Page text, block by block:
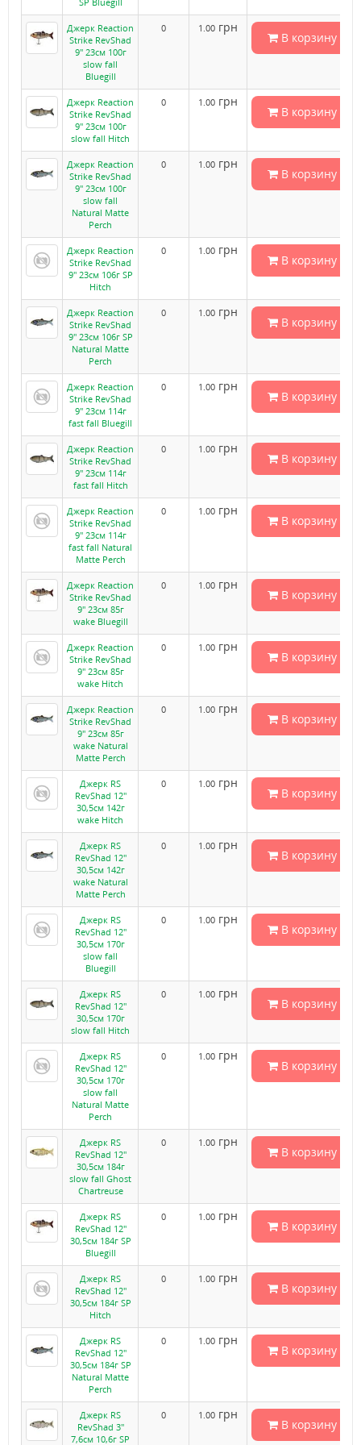
Джерк Reaction
Strike RevShad
9" 23см 100г
slow fall
Bluegill
0 1.00 грн
В корзину
Джерк Reaction
Strike RevShad
9" 23см 100г
slow fall Hitch
0 1.00 грн
В корзину
Джерк Reaction
Strike RevShad
9" 23см 100г
slow fall
Natural Matte
Perch
0 1.00 грн
В корзину
Джерк Reaction
Strike RevShad
9" 23см 106г SP
Hitch
0 1.00 грн
В корзину
Джерк Reaction
Strike RevShad
9" 23см 106г SP
Natural Matte
Perch
0 1.00 грн
В корзину
Джерк Reaction
Strike RevShad
9" 23см 114г
fast fall Bluegill
0 1.00 грн
В корзину
Джерк Reaction
Strike RevShad
9" 23см 114г
fast fall Hitch
0 1.00 грн
В корзину
Джерк Reaction
Strike RevShad
9" 23см 114г
fast fall Natural
Matte Perch
0 1.00 грн
В корзину
Джерк Reaction
Strike RevShad
9" 23см 85г
wake Bluegill
0 1.00 грн
В корзину
Джерк Reaction
Strike RevShad
9" 23см 85г
wake Hitch
0 1.00 грн
В корзину
Джерк Reaction
Strike RevShad
9" 23см 85г
wake Natural
Matte Perch
0 1.00 грн
В корзину
Джерк RS
RevShad 12"
30,5см 142г
wake Hitch
0 1.00 грн
В корзину
Джерк RS
RevShad 12"
30,5см 142г
wake Natural
Matte Perch
0 1.00 грн
В корзину
Джерк RS
RevShad 12"
30,5см 170г
slow fall
Bluegill
0 1.00 грн
В корзину
Джерк RS
RevShad 12"
30,5см 170г
slow fall Hitch
0 1.00 грн
В корзину
Джерк RS
RevShad 12"
30,5см 170г
slow fall
Natural Matte
Perch
0 1.00 грн
В корзину
Джерк RS
RevShad 12"
30,5см 184г
slow fall Ghost
Chartreuse
0 1.00 грн
В корзину
Джерк RS
RevShad 12"
30,5см 184г SP
Bluegill
0 1.00 грн
В корзину
Джерк RS
RevShad 12"
30,5см 184г SP
Hitch
0 1.00 грн
В корзину
Джерк RS
RevShad 12"
30,5см 184г SP
Natural Matte
Perch
0 1.00 грн
В корзину
Джерк RS
RevShad 3"
7,6см 10,6г SP
0 1.00 грн
В корзину